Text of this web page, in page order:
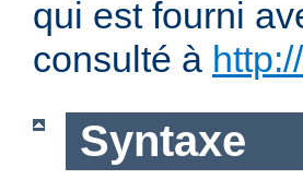
qui est fourni
consulté à
Syntaxe